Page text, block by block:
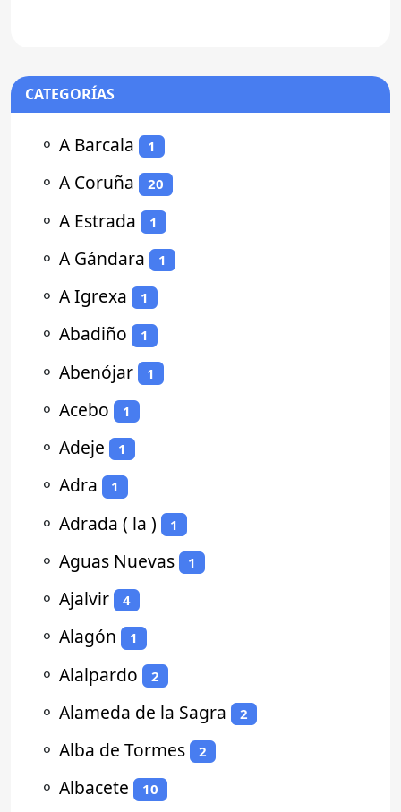
CATEGORÍAS
⚬ A Barcala 1
⚬ A Coruña 20
⚬ A Estrada 1
⚬ A Gándara 1
⚬ A Igrexa 1
⚬ Abadiño 1
⚬ Abenójar 1
⚬ Acebo 1
⚬ Adeje 1
⚬ Adra 1
⚬ Adrada ( la ) 1
⚬ Aguas Nuevas 1
⚬ Ajalvir 4
⚬ Alagón 1
⚬ Alalpardo 2
⚬ Alameda de la Sagra 2
⚬ Alba de Tormes 2
⚬ Albacete 10